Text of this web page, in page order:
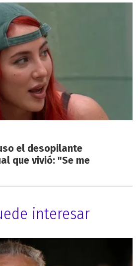
el desopilante
que vivió: "Se me
interesar